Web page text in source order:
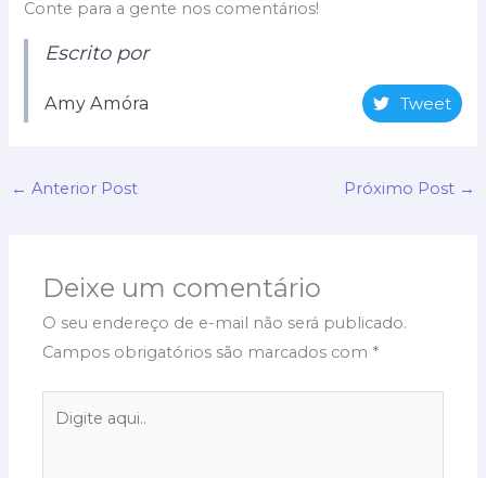
Conte para a gente nos comentários!
Escrito por
Amy Amóra Tweet
← Anterior Post Próximo Post →
Deixe um comentário
O seu endereço de e-mail não será publicado.
Campos obrigatórios são marcados com *
aqui..